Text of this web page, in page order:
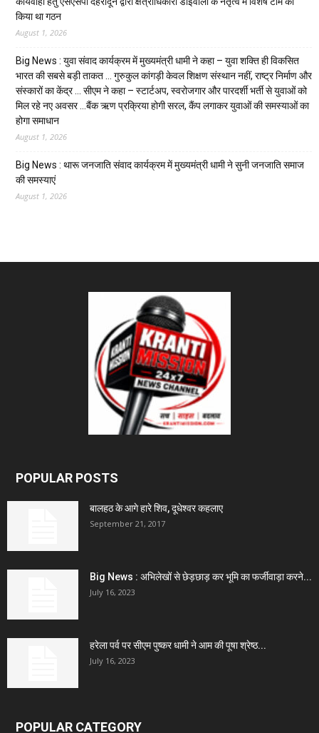
किया था गठन
August 1, 2026
Big News : युवा संवाद कार्यक्रम में मुख्यमंत्री धामी ने कहा – युवा शक्ति ही विकसित
भारत की सबसे बड़ी ताकत … गुरुकुल कांगड़ी केवल शिक्षण संस्थान नहीं, राष्ट्र निर्माण और
संस्कारों का केंद्र … सीएम ने कहा – स्टार्टअप, स्वरोजगार और पारदर्शी भर्ती से युवाओं को
मिल रहे नए अवसर …बैंक ऋण प्रक्रिया होगी सरल, कैंप लगाकर युवाओं की समस्याओं का
होगा समाधान
August 1, 2026
Big News : थारू जनजाति संवाद कार्यक्रम में मुख्यमंत्री धामी ने सुनी जनजाति समाज
की समस्याएं
August 1, 2026
POPULAR POSTS
बालहठ के आगे हारे शिव, दूधेश्वर कहलाए
September 21, 2017
Big News : अभिलेखों से छेड़छाड़ कर भूमि का फर्जीवाड़ा करने...
July 16, 2023
हरेला पर्व पर सीएम पुष्कर धामी ने आम की पूषा श्रेष्ठ...
July 16, 2023
POPULAR CATEGORY